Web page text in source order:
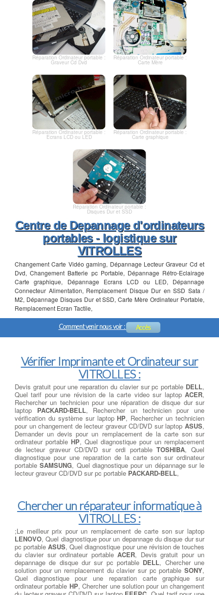
Réparation Ordinateur portable :
Graveur Cd Dvd
Réparation Ordinateur portable :
Carte Mère
Réparation Ordinateur portable :
Ecrans LCD ou LED
Réparation Ordinateur portable :
Carte graphique
Réparation Ordinateur portable :
Disques Dur et SSD
Centre de Depannage d'ordinateurs
portables - logistique sur
VITROLLES
Changement Carte Vidéo gaming, Dépannage Lecteur Graveur Cd et
Dvd, Changement Batterie pc Portable, Dépannage Rétro-Eclairage
Carte graphique, Dépannage Ecrans LCD ou LED, Dépannage
Connecteur Alimentation, Remplacement Disque Dur en SSD Sata /
M2, Dépannage Disques Dur et SSD, Carte Mère Ordinateur Portable,
Remplacement Ecran Tactile,
Comment venir nous voir : Accès
Vérifier Imprimante et Ordinateur sur
VITROLLES :
Devis gratuit pour une reparation du clavier sur pc portable DELL,
Quel tarif pour une révision de la carte video sur laptop ACER,
Rechercher un technicien pour une réparation de disque dur sur
laptop PACKARD-BELL, Rechercher un technicien pour une
vérification du système sur laptop HP, Rechercher un technicien
pour un changement de lecteur graveur CD/DVD sur laptop ASUS,
Demander un devis pour un remplacement de la carte son sur
ordinateur portable HP, Quel diagnostique pour un remplacement
de lecteur graveur CD/DVD sur ordi portableTOSHIBA, Quel
diagnostique pour une reparation de la carte son sur ordinateur
portableSAMSUNG, Quel diagnostique pour un dépannage sur le
lecteur graveur CD/DVD sur pc portable PACKARD-BELL,
Chercher un réparateur informatique à
VITROLLES :
;Le meilleur prix pour un remplacement de carte son sur laptop
LENOVO, Quel diagnostique pour un depannage du disque dur sur
pc portableASUS, Quel diagnostique pour une révision de touches
du clavier sur ordinateur portableACER, Devis gratuit pour un
depannage de disque dur sur pc portable DELL, Chercher une
solution pour un remplacement du clavier sur pc portable SONY,
Quel diagnostique pour une reparation carte graphique sur
ordinateur portable HP, Chercher une solution pour un changement